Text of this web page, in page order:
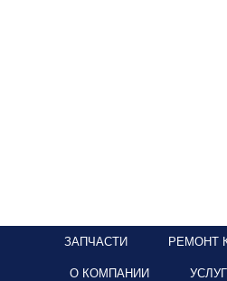
ЗАПЧАСТИ РЕМОНТ
О КОМПАНИИ